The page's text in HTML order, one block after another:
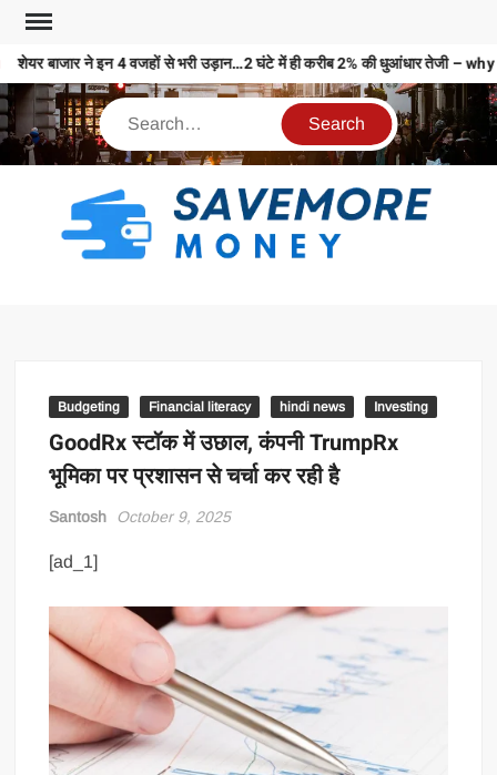
शेयर बाजार ने इन 4 वजहों से भरी उड़ान…2 घंटे में ही करीब 2% की धुआंधार
Budgeting Financial literacy hindi news Investing
GoodRx स्टॉक में उछाल, कंपनी TrumpRx
भूमिका पर प्रशासन से चर्चा कर रही है
Santosh October 9, 2025
[ad_1]